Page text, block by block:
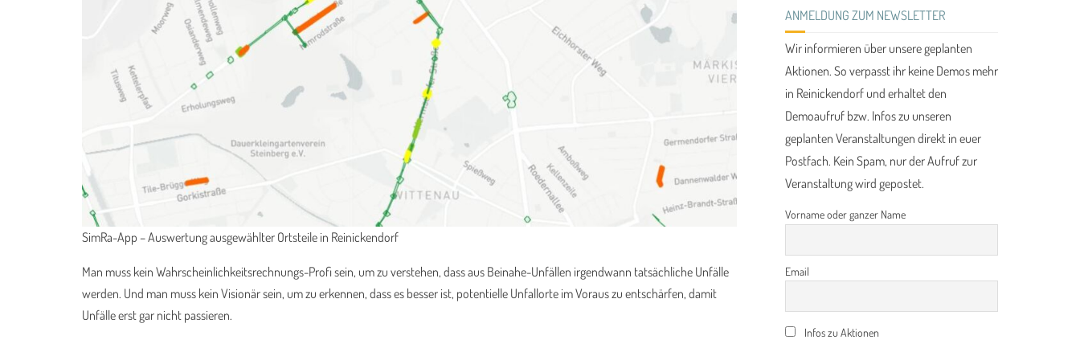
SimRa-App – Auswertung ausgewählter Ortsteile in Reinickendorf
Man muss kein Wahrscheinlichkeitsrechnungs-Profi sein, um zu verstehen, dass aus Beinahe-Unfällen irgendwann tatsächliche Unfälle
werden. Und man muss kein Visionär sein, um zu erkennen, dass es besser ist, potentielle Unfallorte im Voraus zu entschärfen, damit
Unfälle erst gar nicht passieren.
ANMELDUNG ZUM NEWSLETTER
Wir informieren über unsere geplanten
Aktionen. So verpasst ihr keine Demos mehr
in Reinickendorf und erhaltet den
Demoaufruf bzw. Infos zu unseren
geplanten Veranstaltungen direkt in euer
Postfach. Kein Spam, nur der Aufruf zur
Veranstaltung wird gepostet.
Vorname oder ganzer Name
Email
Infos zu Aktionen